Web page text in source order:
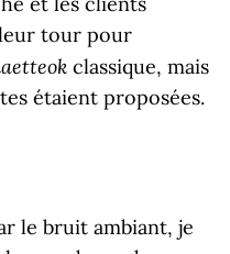
tour pour
classique, mais
étaient proposées.
le bruit ambiant, je